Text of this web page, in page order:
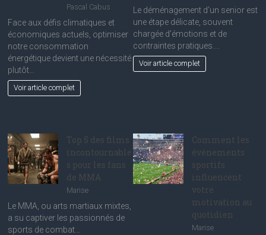
Pascal Cabus
Face aux défis climatiques et
économiques actuels, optimiser
notre consommation
énergétique devient une nécessité
plutôt…
Voir article complet
Le déménagement d’un senior est
une étape délicate, souvent
chargée d’émotions et de
contraintes pratiques.…
Voir article complet
Top 5 des films
incontournable
s pour les fans
de MMA
Marise
Le MMA, ou arts martiaux mixtes,
a su captiver les passionnés de
sports de combat…
Comment les
événements
sportifs
influencent
votre
motivation au
quotidien
Marise